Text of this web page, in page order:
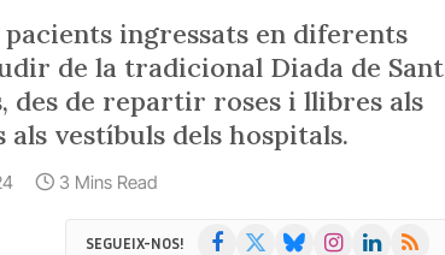
ingressats en diferents
de la tradicional Diada de Sant
de repartir roses i llibres als
vestíbuls dels hospitals.
3 Mins Read
SEGUEIX-NOS! Facebook BlueskyInstagramLinkedIn
RSS